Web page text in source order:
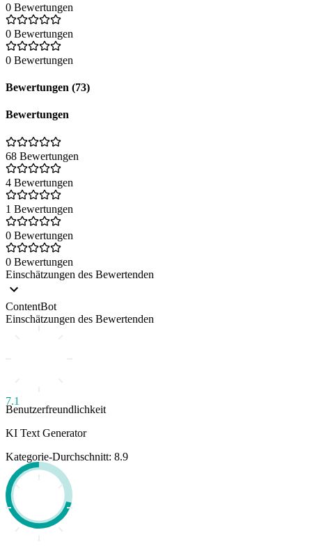
0 Bewertungen
0 Bewertungen
0 Bewertungen
Bewertungen (73)
Bewertungen
68 Bewertungen
4 Bewertungen
1 Bewertungen
0 Bewertungen
0 Bewertungen
Einschätzungen des Bewertenden
ContentBot
Einschätzungen des Bewertenden
7.1
Benutzerfreundlichkeit
KI Text Generator
Kategorie-Durchschnitt: 8.9